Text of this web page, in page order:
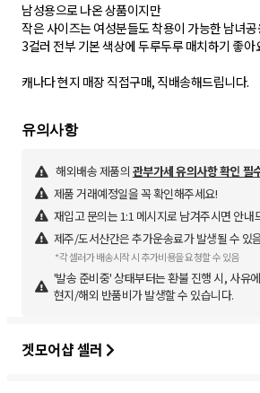
남성용으로 나온 상품이지만
작은 사이즈는 여성분들도 착용이 가능한 남녀
3컬러 전부 기본 색상에 두루두루 매치하기 좋아
유의사항
해외배송 제품의 관부가세 유의사항 확인 필
제품 거래예정일을 꼭 확인해주세요!
재입고 문의는 1:1 메시지로 남겨주시면 안내
제주/도서산간은 추가운송료가 발생될 수 있
*각 셀러가 배송시작 시 추가비용을 요청할 수 있음
'발송 준비중' 상태부터는 환불 진행 시, 사유
현지/해외 반품비가 발생할 수 있습니다.
겟모어샵 셀러